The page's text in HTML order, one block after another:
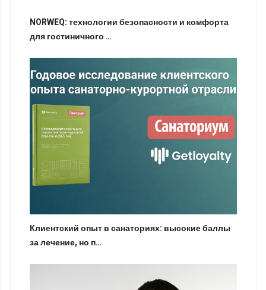
NORWEQ: технологии безопасности и комфорта
для гостиничного …
Клиентский опыт в санаториях: высокие баллы
за лечение, но п…